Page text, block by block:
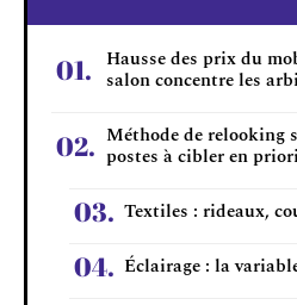
Hausse des prix du
salon concentre les
Méthode de relooking
postes à cibler en
Textiles : rideaux,
Éclairage : la